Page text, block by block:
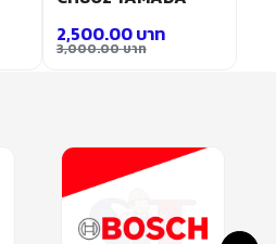
3,000.00บาท
2,500.00บาท